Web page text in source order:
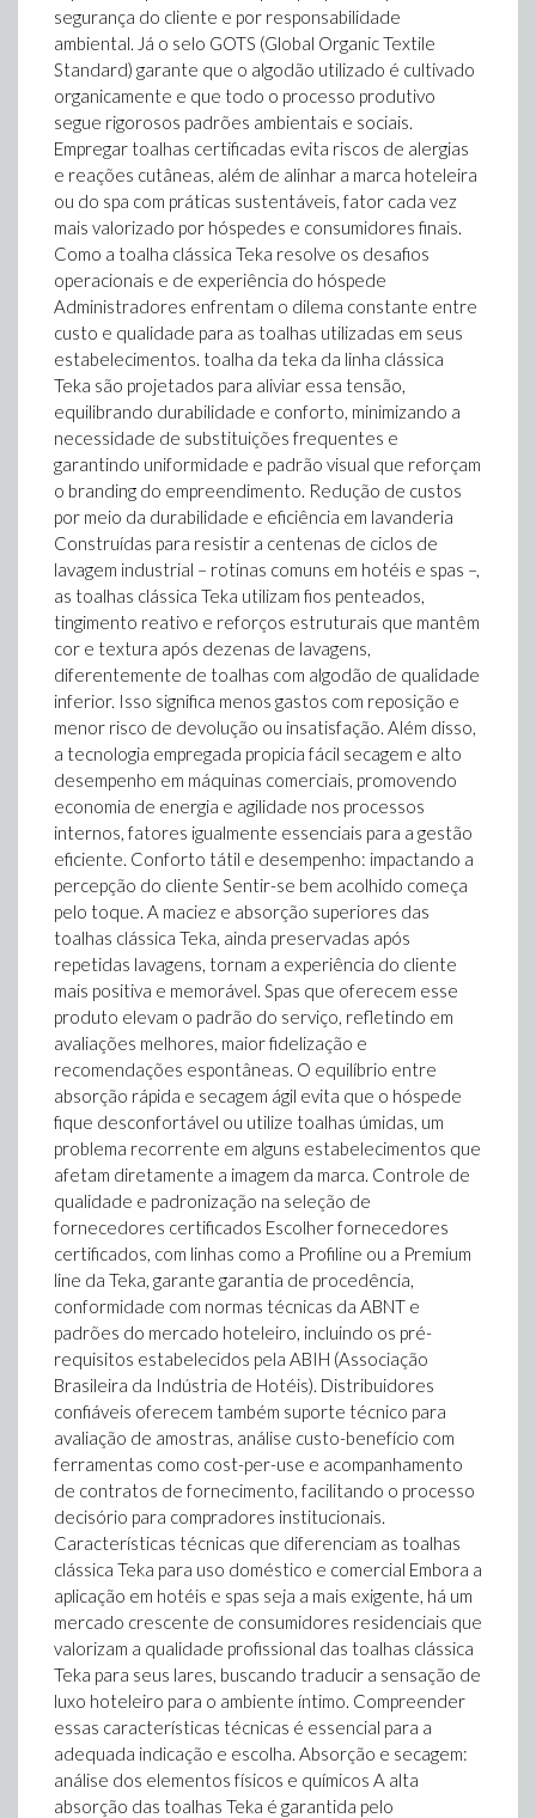
segurança do cliente e por responsabilidade
ambiental. Já o selo GOTS (Global Organic Textile
Standard) garante que o algodão utilizado é cultivado
organicamente e que todo o processo produtivo
segue rigorosos padrões ambientais e sociais.
Empregar toalhas certificadas evita riscos de alergias
e reações cutâneas, além de alinhar a marca hoteleira
ou do spa com práticas sustentáveis, fator cada vez
mais valorizado por hóspedes e consumidores finais.
Como a toalha clássica Teka resolve os desafios
operacionais e de experiência do hóspede
Administradores enfrentam o dilema constante entre
custo e qualidade para as toalhas utilizadas em seus
estabelecimentos. toalha da teka da linha clássica
Teka são projetados para aliviar essa tensão,
equilibrando durabilidade e conforto, minimizando a
necessidade de substituições frequentes e
garantindo uniformidade e padrão visual que reforçam
o branding do empreendimento. Redução de custos
por meio da durabilidade e eficiência em lavanderia
Construídas para resistir a centenas de ciclos de
lavagem industrial – rotinas comuns em hotéis e spas –,
as toalhas clássica Teka utilizam fios penteados,
tingimento reativo e reforços estruturais que mantêm
cor e textura após dezenas de lavagens,
diferentemente de toalhas com algodão de qualidade
inferior. Isso significa menos gastos com reposição e
menor risco de devolução ou insatisfação. Além disso,
a tecnologia empregada propicia fácil secagem e alto
desempenho em máquinas comerciais, promovendo
economia de energia e agilidade nos processos
internos, fatores igualmente essenciais para a gestão
eficiente. Conforto tátil e desempenho: impactando a
percepção do cliente Sentir-se bem acolhido começa
pelo toque. A maciez e absorção superiores das
toalhas clássica Teka, ainda preservadas após
repetidas lavagens, tornam a experiência do cliente
mais positiva e memorável. Spas que oferecem esse
produto elevam o padrão do serviço, refletindo em
avaliações melhores, maior fidelização e
recomendações espontâneas. O equilíbrio entre
absorção rápida e secagem ágil evita que o hóspede
fique desconfortável ou utilize toalhas úmidas, um
problema recorrente em alguns estabelecimentos que
afetam diretamente a imagem da marca. Controle de
qualidade e padronização na seleção de
fornecedores certificados Escolher fornecedores
certificados, com linhas como a Profiline ou a Premium
line da Teka, garante garantia de procedência,
conformidade com normas técnicas da ABNT e
padrões do mercado hoteleiro, incluindo os pré-
requisitos estabelecidos pela ABIH (Associação
Brasileira da Indústria de Hotéis). Distribuidores
confiáveis oferecem também suporte técnico para
avaliação de amostras, análise custo-benefício com
ferramentas como cost-per-use e acompanhamento
de contratos de fornecimento, facilitando o processo
decisório para compradores institucionais.
Características técnicas que diferenciam as toalhas
clássica Teka para uso doméstico e comercial Embora a
aplicação em hotéis e spas seja a mais exigente, há um
mercado crescente de consumidores residenciais que
valorizam a qualidade profissional das toalhas clássica
Teka para seus lares, buscando traducir a sensação de
luxo hoteleiro para o ambiente íntimo. Compreender
essas características técnicas é essencial para a
adequada indicação e escolha. Absorção e secagem:
análise dos elementos físicos e químicos A alta
absorção das toalhas Teka é garantida pelo